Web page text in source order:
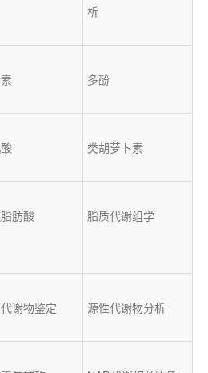
析
多酚
类胡萝卜素
肪酸 脂质代谢组学
谢物鉴定 源性代谢物分析